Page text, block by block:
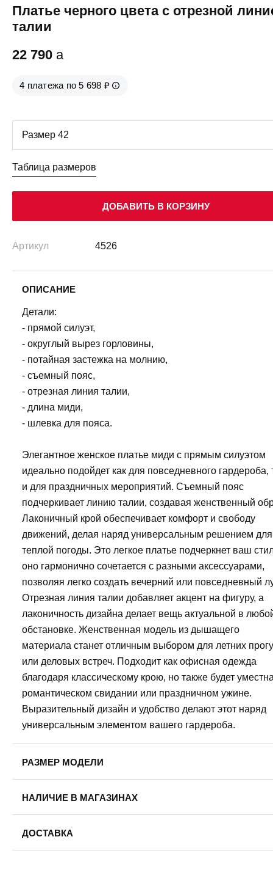
Платье черного цвета с отрезной
талии
22 790 a
4 платежа по 5 698 ₽
Таблица размеров
ДОБАВИТЬ В КОРЗИНУ
Артикул 4526
ОПИСАНИЕ
Детали:
- прямой силуэт,
- округлый вырез горловины,
- потайная застежка на молнию,
- съемный пояс,
- отрезная линия талии,
- длина миди,
- шлевка для пояса.
Элегантное женское платье миди с прямым силуэтом
идеально подойдет как для повседневного гардероба,
и для праздничных мероприятий. Съемный пояс
подчеркивает линию талии, создавая женственный
Лаконичный крой обеспечивает комфорт и свободу
движений, делая наряд универсальным решением для
теплой погоды. Это легкое платье подчеркнет ваш
оно гармонично сочетается с разными аксессуарами,
позволяя легко создать вечерний или повседневный
Отрезная линия талии добавляет акцент на фигуру, а
лаконичность дизайна делает вещь актуальной в
обстановке. Женственная модель из дышащего
материала станет отличным выбором для летних
или деловых встреч. Подходит как офисная одежда
благодаря классическому крою, но также будет
романтическом свидании или праздничном ужине.
Выразительный дизайн и удобство делают этот наряд
универсальным элементом вашего гардероба.
РАЗМЕР МОДЕЛИ
Обхват груди: 78
Обхват талии: 58
Обхват бедер: 88
На модели размер одежды: 42
НАЛИЧИЕ В МАГАЗИНАХ
8 (958) 872-02-01
ДОСТАВКА
Пермь — бесплатно